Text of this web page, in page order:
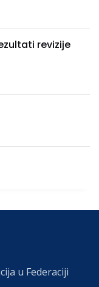
revizije
u Federaciji